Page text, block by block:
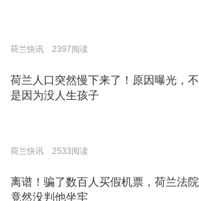
荷兰快讯 2397阅读
荷兰人口突然慢下来了！原因曝光，不
是因为没人生孩子
荷兰快讯 2533阅读
离谱！骗了数百人买假机票，荷兰法院
竟然没判他坐牢